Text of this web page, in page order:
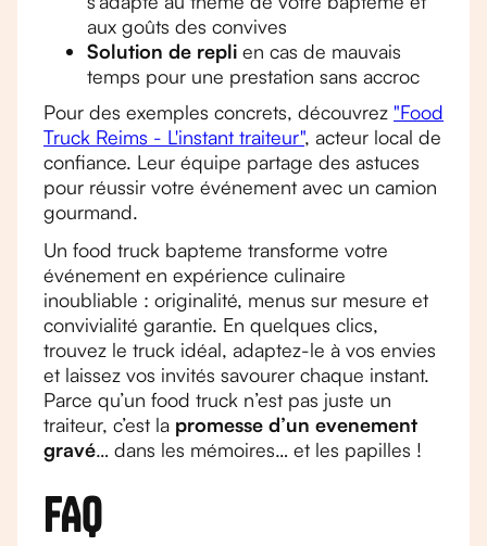
aux goûts des convives
Solution de repli en cas de mauvais
temps pour une prestation sans accroc
Pour des exemples concrets, découvrez "Food
Truck Reims - L'instant traiteur", acteur local de
confiance. Leur équipe partage des astuces
pour réussir votre événement avec un camion
gourmand.
Un food truck bapteme transforme votre
événement en expérience culinaire
inoubliable : originalité, menus sur mesure et
convivialité garantie. En quelques clics,
trouvez le truck idéal, adaptez-le à vos envies
et laissez vos invités savourer chaque instant.
Parce qu’un food truck n’est pas juste un
traiteur, c’est la promesse d’un evenement
gravé… dans les mémoires… et les papilles !
FAQ